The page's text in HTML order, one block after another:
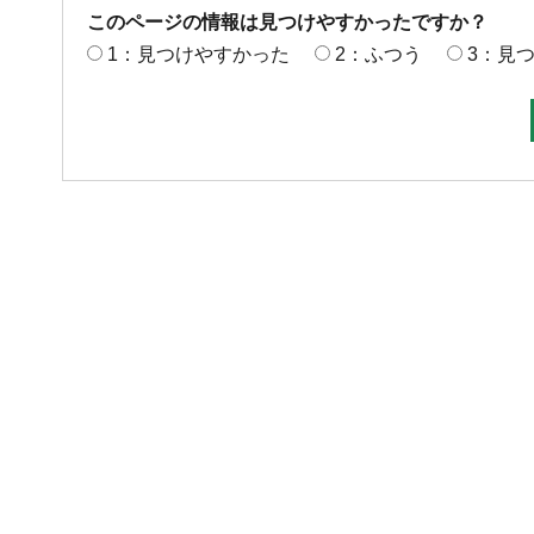
このページの情報は見つけやすかったですか？
1：見つけやすかった
2：ふつう 3：見